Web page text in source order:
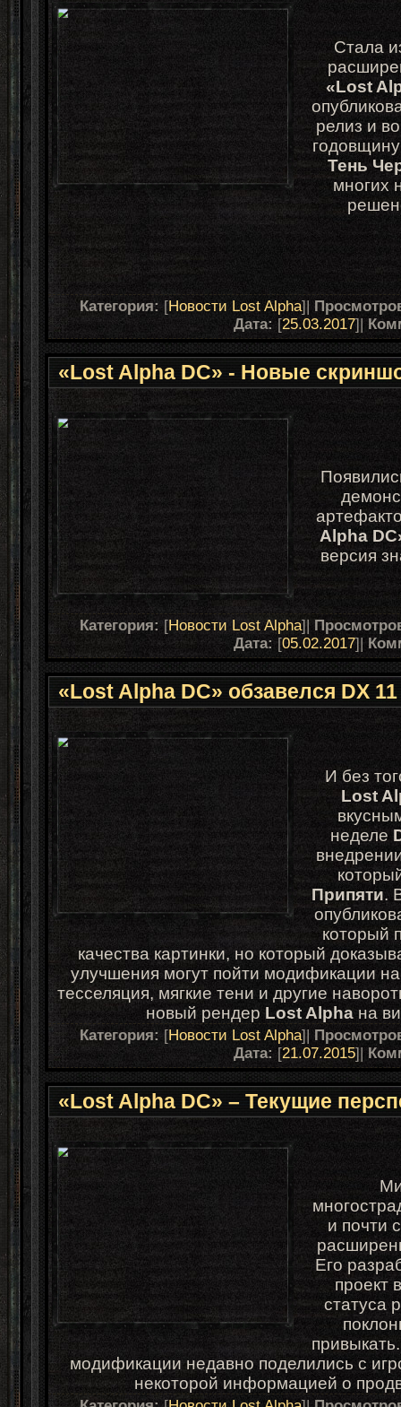
Стала
«Lost
релиз и
Тень
многих
Категория: [Новости Lost Alpha]|
Дата: [25.03.2017]|
«Lost Alpha DC» - Новые
Alpha
версия
Категория: [Новости Lost Alpha]|
Дата: [05.02.2017]|
«Lost Alpha DC» обзавелся DX
И без
Lost
неделе
Припяти.
который
качества картинки, но который
улучшения могут пойти модификации
тесселяция, мягкие тени и другие
новый рендер Lost Alphaна
Категория: [Новости Lost Alpha]|
Дата: [21.07.2015]|
«Lost Alpha DC» – Текущие
и почти
Его
проект
статуса
модификации недавно поделились с
некоторой информацией о